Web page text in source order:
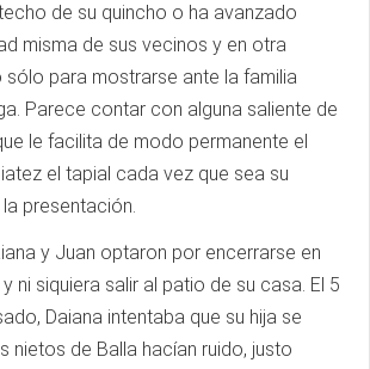
de su quincho o ha avanzado
misma de sus vecinos y en otra
sólo para mostrarse ante la familia
Parece contar con alguna saliente de
le facilita de modo permanente el
el tapial cada vez que sea su
presentación.
y Juan optaron por encerrarse en
ni siquiera salir al patio de su casa. El 5
Daiana intentaba que su hija se
nietos de Balla hacían ruido, justo